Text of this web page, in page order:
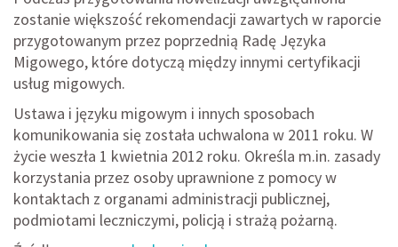
zostanie większość rekomendacji zawartych w raporcie
przygotowanym przez poprzednią Radę Języka
Migowego, które dotyczą między innymi certyfikacji
usług migowych.
Ustawa i języku migowym i innych sposobach
komunikowania się została uchwalona w 2011 roku. W
życie weszła 1 kwietnia 2012 roku. Określa m.in. zasady
korzystania przez osoby uprawnione z pomocy w
kontaktach z organami administracji publicznej,
podmiotami leczniczymi, policją i strażą pożarną.